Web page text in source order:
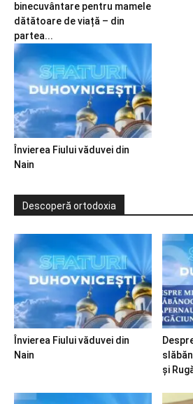
binecuvântare pentru mamele
dătătoare de viață – din
partea...
Învierea Fiului văduvei din
Nain
Descoperă ortodoxia
Învierea Fiului văduvei din
Nain
și